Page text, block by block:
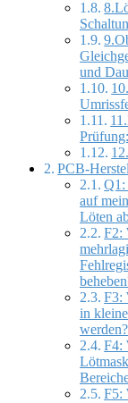
und
PCB-
Q1:
auf
Löten
F2:
F3:
in
werden?
F4:
F5: